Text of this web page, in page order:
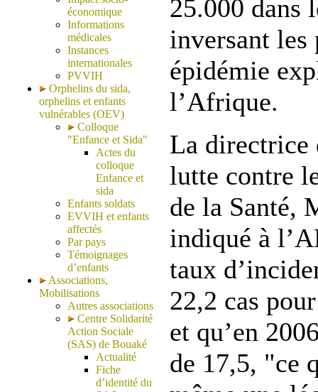
économique
Informations
médicales
Instances
internationales
PVVIH
Orphelins du sida,
orphelins et enfants
vulnérables (OEV)
Colloque
"Enfance et Sida"
Actes du
colloque
Enfance et
sida
Enfants soldats
EVVIH et enfants
affectés
Par pays
Témoignages
d’enfants
Associations,
Mobilisations
Autres associations
Centre Solidarité
Action Sociale
(SAS) de Bouaké
Actualité
Fiche
d’identité du
25.000 dans
inversant les
épidémie
l’Afrique.
La directrice
lutte contre
de la Santé,
indiqué à
taux
22,2 cas
et qu’en
de 17,5, "ce